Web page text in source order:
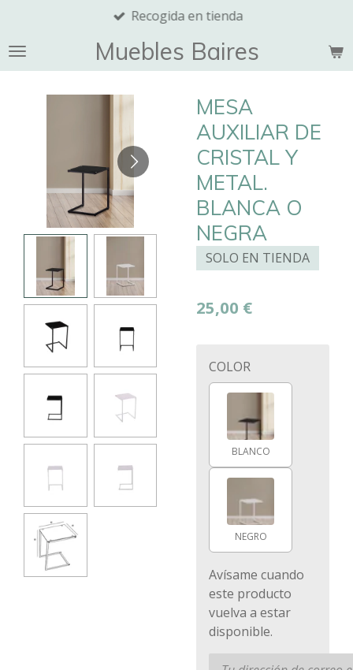
contenido
principal
Muebles Baires
Recogida en tienda
MESA
AUXILIAR DE
CRISTAL Y
METAL.
BLANCA O
NEGRA
SOLO EN TIENDA
25,00 €
COLOR
BLANCO
NEGRO
Avísame cuando
este producto
vuelva a estar
disponible.